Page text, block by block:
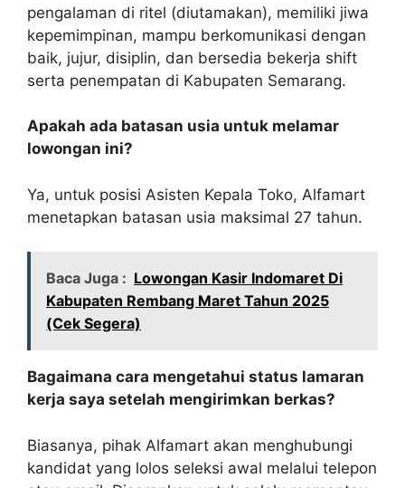
pengalaman di ritel (diutamakan), memiliki jiwa
kepemimpinan, mampu berkomunikasi dengan
baik, jujur, disiplin, dan bersedia bekerja shift
serta penempatan di Kabupaten Semarang.
Apakah ada batasan usia untuk melamar
lowongan ini?
Ya, untuk posisi Asisten Kepala Toko, Alfamart
menetapkan batasan usia maksimal 27 tahun.
Baca Juga : Lowongan Kasir Indomaret Di
Kabupaten Rembang Maret Tahun 2025
(Cek Segera)
Bagaimana cara mengetahui status lamaran
kerja saya setelah mengirimkan berkas?
Biasanya, pihak Alfamart akan menghubungi
kandidat yang lolos seleksi awal melalui telepon